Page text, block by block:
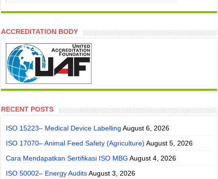
ACCREDITATION BODY
RECENT POSTS
ISO 15223– Medical Device Labelling August 6, 2026
ISO 17070– Animal Feed Safety (Agriculture) August 5, 2026
Cara Mendapatkan Sertifikasi ISO MBG August 4, 2026
ISO 50002– Energy Audits August 3, 2026